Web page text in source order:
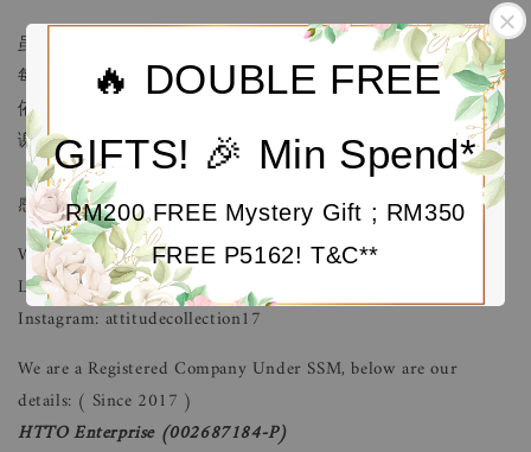
🔥 DOUBLE FREE
GIFTS! 🎉 Min Spend*
RM200 FREE Mystery Gift ; RM350
FREE P5162! T&C**
虽然AC已经创立了1年半，但店主仍保持着对服饰的要求。
每件服饰都经过店主亲自挑选，才介绍给大家。当然，我们
依然坚持着专业的服务态度，给予大家愉快的购物体验。 谢
谢顾客们的信任和支持，成就了今日的Attitude Collection。
感恩！
Website:https://www.facebook.com/attitudecollection2017
LinkTree :https://linktr.ee/AttitudeCollection
Instagram: attitudecollection17
We are a Registered Company Under SSM, below are our
details: ( Since 2017 )
HTTO Enterprise(002687184-P)